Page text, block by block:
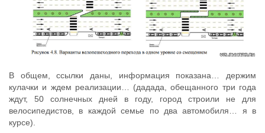
В общем, ссылки даны, информация показана… держим
кулачки и ждем реализации… (дадада, обещанного три года
ждут, 50 солнечных дней в году, город строили не для
велосипедистов, в каждой семье по два автомобиля… я в
курсе).